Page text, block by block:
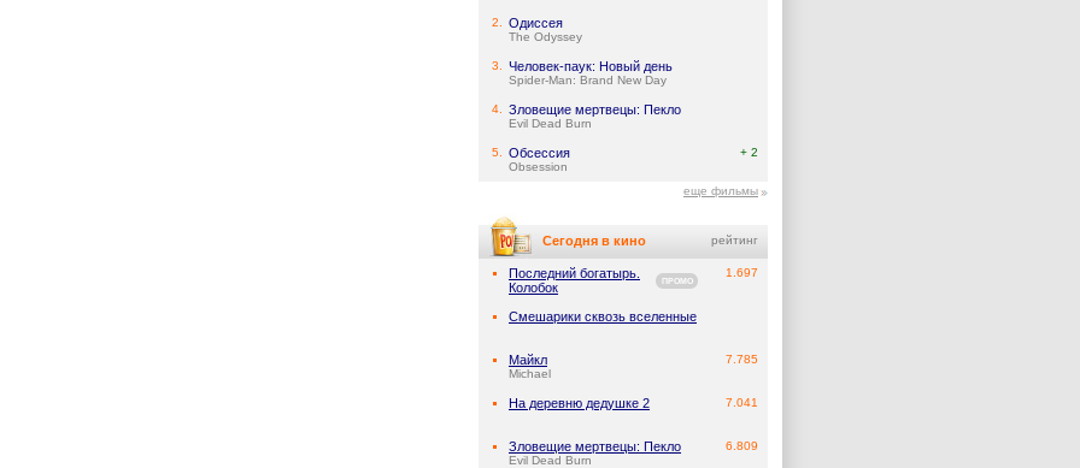
2. Одиссея
The Odyssey
3. Человек-паук: Новый день
Spider-Man: Brand New Day
4. Зловещие мертвецы: Пекло
Evil Dead Burn
5. Обсессия
Obsession
+ 2
еще фильмы
Сегодня в кино рейтинг
Последний богатырь.
Колобок
ПРОМО
1.697
Смешарики сквозь вселенные
Майкл
Michael
7.785
На деревню дедушке 2 7.041
Зловещие мертвецы: Пекло
Evil Dead Burn
6.809